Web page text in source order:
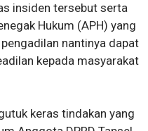
insiden tersebut serta
Hukum (APH) yang
nantinya dapat
kepada masyarakat
keras tindakan yang